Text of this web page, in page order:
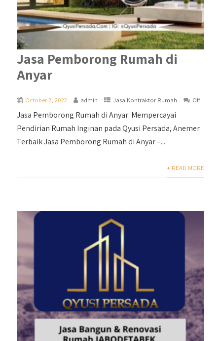
Jasa Pemborong Rumah di
Anyar
October 2, 2022 admin Jasa Kontraktor Rumah Off
Jasa Pemborong Rumah di Anyar: Mempercayai
Pendirian Rumah Inginan pada Qyusi Persada, Anemer
Terbaik Jasa Pemborong Rumah di Anyar –...
+ READ MORE